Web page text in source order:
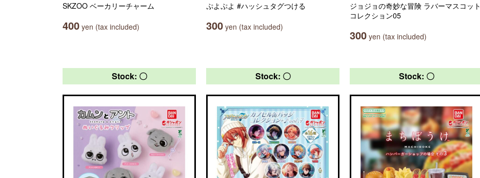
SKZOO ベーカリーチャーム
400 yen (tax included)
ぷよぷよ #ハッシュタグつける
300 yen (tax included)
ジョジョの奇妙な冒険 ラバーマスコット
コレクション05
300 yen (tax included)
Stock: 〇 Stock: 〇 Stock: 〇